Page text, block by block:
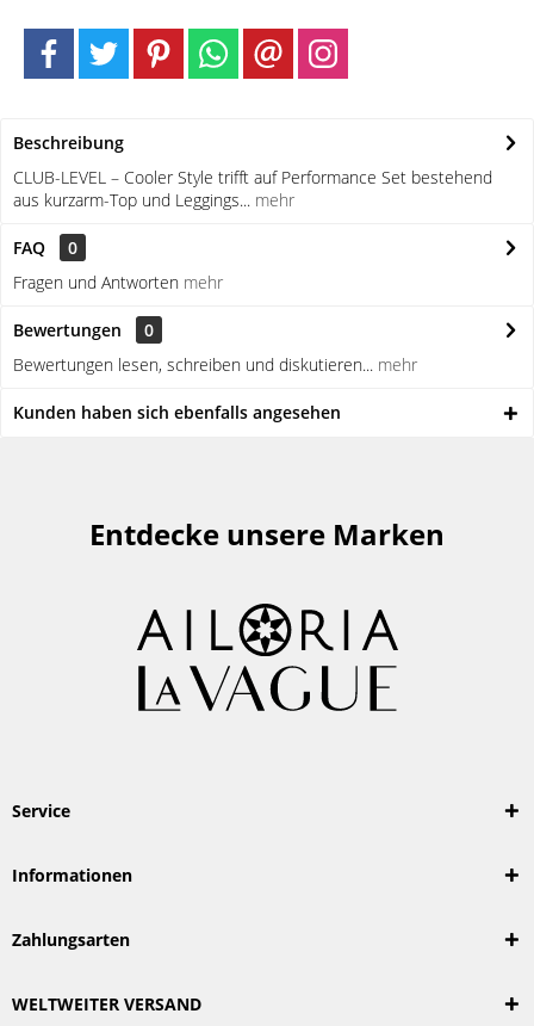
Beschreibung
CLUB-LEVEL – Cooler Style trifft auf Performance Set bestehend
aus kurzarm-Top und Leggings... mehr
FAQ
0
Fragen und Antworten mehr
Bewertungen
0
Bewertungen lesen, schreiben und diskutieren... mehr
Kunden haben sich ebenfalls angesehen
Entdecke unsere Marken
Service
Informationen
Zahlungsarten
WELTWEITER VERSAND